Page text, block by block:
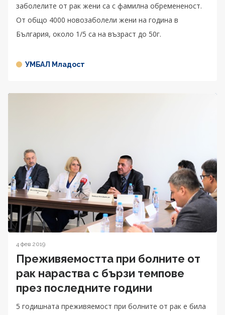
заболелите от рак жени са с фамилна обремененост.
От общо 4000 новозаболели жени на година в
България, около 1/5 са на възраст до 50г.
УМБАЛ Младост
4 фев 2019
Преживяемостта при болните от
рак нараства с бързи темпове
през последните години
5 годишната преживяемост при болните от рак е била